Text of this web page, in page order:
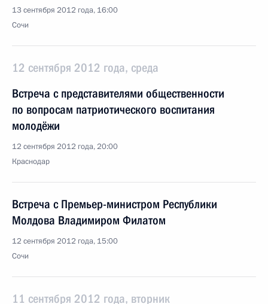
13 сентября 2012 года, 16:00
Сочи
12 сентября 2012 года, среда
Встреча с представителями общественности
по вопросам патриотического воспитания
молодёжи
12 сентября 2012 года, 20:00
Краснодар
Встреча с Премьер-министром Республики
Молдова Владимиром Филатом
12 сентября 2012 года, 15:00
Сочи
11 сентября 2012 года, вторник